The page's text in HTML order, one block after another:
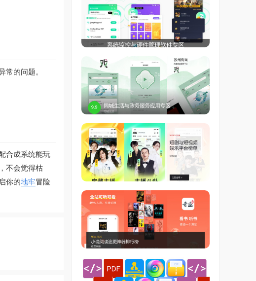
常的问题。
合成系统能玩
不会觉得枯
你的地牢冒险